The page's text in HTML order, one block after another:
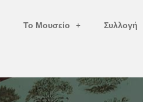
Το Μουσείο Συλλογή